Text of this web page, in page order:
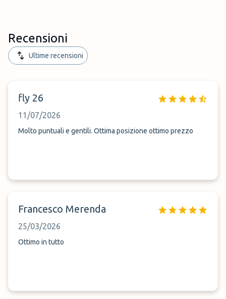
Recensioni
Ultime recensioni
fly 26
11/07/2026
Molto puntuali e gentili. Ottima posizione ottimo prezzo
Francesco Merenda
25/03/2026
Ottimo in tutto